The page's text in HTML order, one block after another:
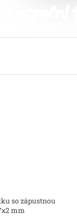
so zápustnou
mm